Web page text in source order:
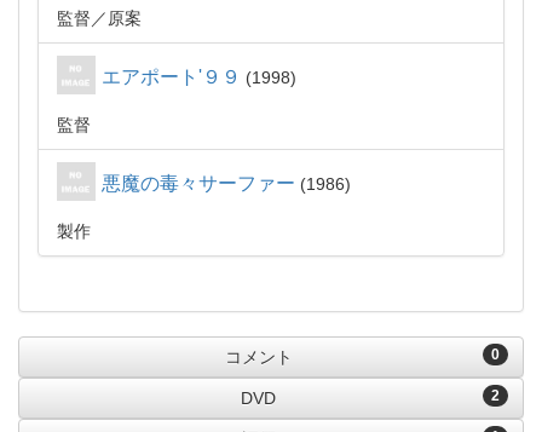
監督 原案
エアポート'９９ 1998
監督
悪魔の毒々サーファー 1986
製作
0
コメント
2
DVD